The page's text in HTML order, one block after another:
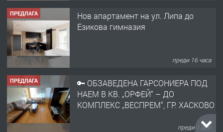
ПРЕДЛАГА
Нов апартамент на ул. Липа до
Езикова гимназия
преди 16 часа
ПРЕДЛАГА
🔑 ОБЗАВЕДЕНА ГАРСОНИЕРА ПОД
НАЕМ В КВ. „ОРФЕЙ“ – ДО
КОМПЛЕКС „ВЕСПРЕМ“, ГР. ХАСКОВО
преди 1 ден